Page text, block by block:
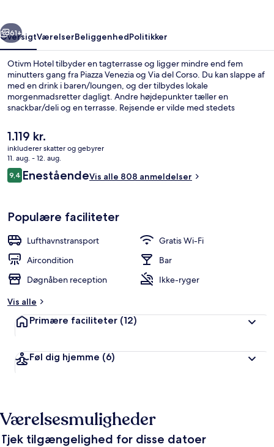
Næste
61+
OversigtVærelserBeliggenhedPolitikker
Otivm Hotel tilbyder en tagterrasse og ligger mindre end fem
minutters gang fra Piazza Venezia og Via del Corso. Du kan slappe af
med en drink i baren/loungen, og der tilbydes lokale
morgenmadsretter dagligt. Andre højdepunkter tæller en
snackbar/deli og en terrasse. Rejsende er vilde med stedets
kun en kort gåtur væk: Venezia Sporvognsstation er få skridt derfra
og Arenula-Cairoli Sporvognsstation ligger 5 minutter væk.
Den
nuværende
pris
er
1.119 kr.
1.119 kr.
inkluderer skatter og gebyrer
11. aug. - 12. aug.
Anmeldelser
9,49,4 ud af 10.
EneståendeVis alle 808 anmeldelser
Populære faciliteter
Lufthavnstransport
Gratis Wi-Fi
Aircondition
Bar
Døgnåben reception
Ikke-ryger
Vis alle
Primære faciliteter (12)
Føl dig hjemme (6)
Værelsesmuligheder
Tjek tilgængelighed for disse datoer